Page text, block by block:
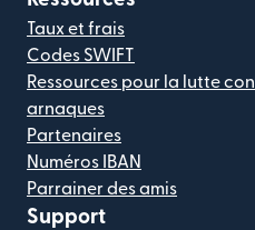
Taux et frais
Codes SWIFT
Ressources pour la lutte
arnaques
Partenaires
Numéros IBAN
Parrainer des amis
Support